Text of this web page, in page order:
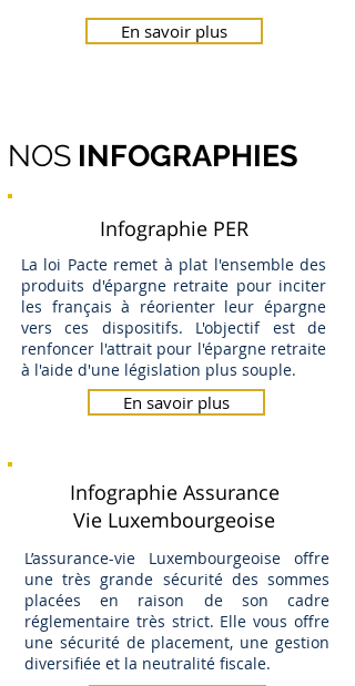
En savoir plus
NOS INFOGRAPHIES
Infographie PER
La loi Pacte remet à plat l'ensemble des
produits d'épargne retraite pour inciter
les français à réorienter leur épargne
vers ces dispositifs. L'objectif est de
renfoncer l'attrait pour l'épargne retraite
à l'aide d'une législation plus souple.
En savoir plus
Infographie Assurance
Vie Luxembourgeoise
L’assurance-vie Luxembourgeoise offre
une très grande sécurité des sommes
placées en raison de son cadre
réglementaire très strict. Elle vous offre
une sécurité de placement, une gestion
diversifiée et la neutralité fiscale.